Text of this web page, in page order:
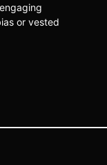
or vested